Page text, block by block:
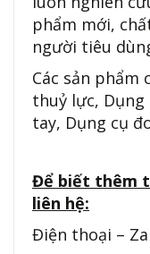
phẩm mới,
người tiêu
Các sản phẩm
thuỷ lực, Dụng
tay, Dụng cụ
Để biết thêm
liên hệ:
Điện thoại –